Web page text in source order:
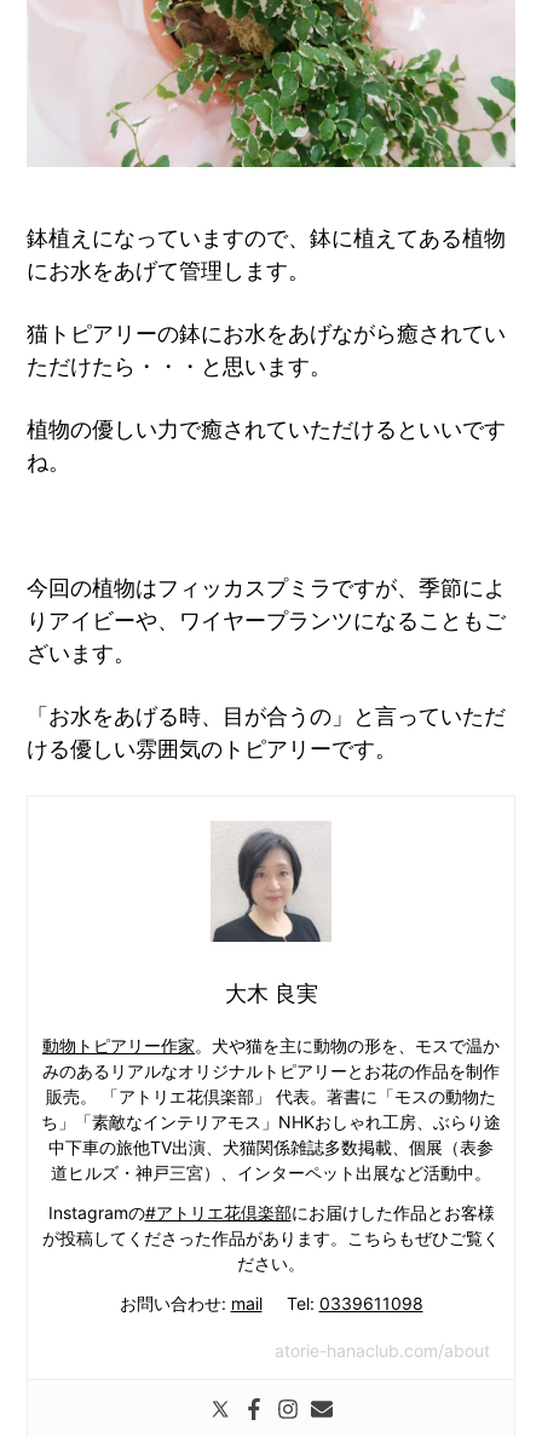
鉢植えになっていますので、鉢に植えてある植物
にお水をあげて管理します。
猫トピアリーの鉢にお水をあげながら癒されてい
ただけたら・・・と思います。
植物の優しい力で癒されていただけるといいです
ね。
今回の植物はフィッカスプミラですが、季節によ
りアイビーや、ワイヤープランツになることもご
ざいます。
「お水をあげる時、目が合うの」と言っていただ
ける優しい雰囲気のトピアリーです。
大木 良実
動物トピアリー作家。犬や猫を主に動物の形を、モスで温か
みのあるリアルなオリジナルトピアリーとお花の作品を制作
販売。 「アトリエ花倶楽部」 代表。著書に「モスの動物た
ち」「素敵なインテリアモス」NHKおしゃれ工房、ぶらり途
中下車の旅他TV出演、犬猫関係雑誌多数掲載、個展（表参
道ヒルズ・神戸三宮）、インターペット出展など活動中。
Instagramの#アトリエ花倶楽部にお届けした作品とお客様
が投稿してくださった作品があります。こちらもぜひご覧く
ださい。
お問い合わせ: mailTel: 0339611098
atorie-hanaclub.com/about